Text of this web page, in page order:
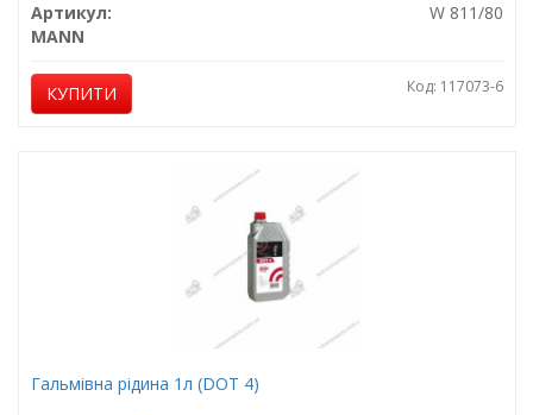
Артикул:
W 811/80
MANN
КУПИТИ Код: 117073-6
Гальмівна рідина 1л (DOT 4)